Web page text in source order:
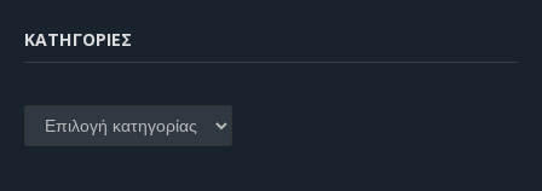
KΑΤΗΓΟΡΊΕΣ
Kατηγορίες